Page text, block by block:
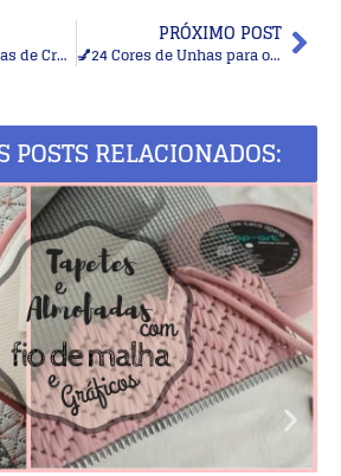
🧶Modelos de Bolsas de Crochê: Inspirações Modernas com Gráficos e Pontos Atuais
PRÓXIMO POST
💅24 Cores de Unhas para o Inverno: Tons Elegantes para Deixar as Mãos Mais Bonitas
POSTS RELACIONADOS: